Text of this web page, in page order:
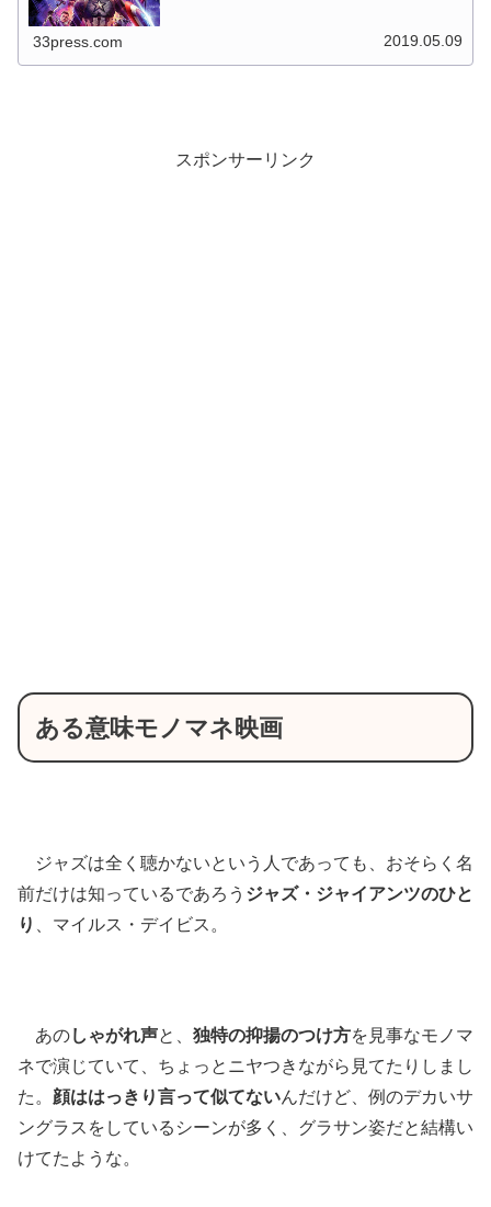
33press.com 2019.05.09
スポンサーリンク
ある意味モノマネ映画
ジャズは全く聴かないという人であっても、おそらく名
前だけは知っているであろう ジャズ・ジャイアンツのひと
り 、マイルス・デイビス。
あのしゃがれ声と、 独特の抑揚のつけ方を見事なモノマ
ネで演じていて、ちょっとニヤつきながら見てたりしまし
た。 顔ははっきり言って似てないんだけど、例のデカいサ
ングラスをしているシーンが多く、グラサン姿だと結構い
けてたような。